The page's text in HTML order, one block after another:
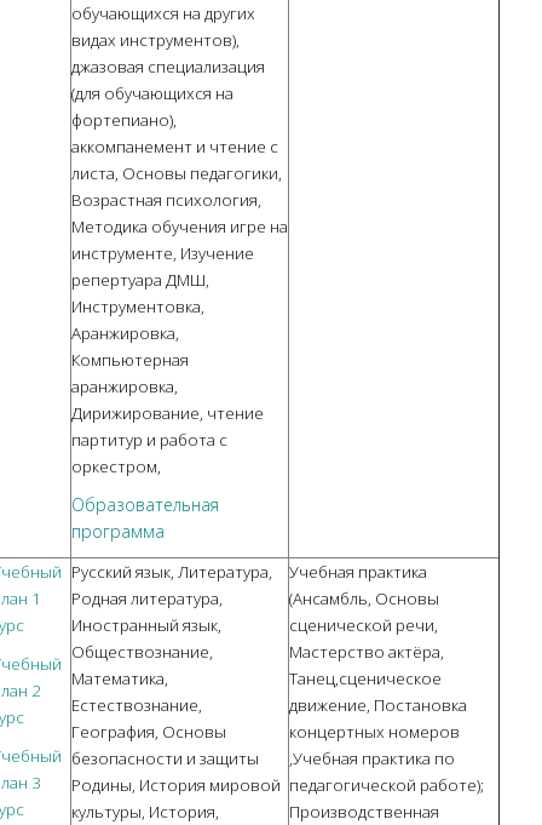
обучающихся на других
видах инструментов),
джазовая специализация
(для обучающихся на
фортепиано),
аккомпанемент и чтение с
листа, Основы педагогики,
Возрастная психология,
Методика обучения игре на
инструменте, Изучение
репертуара ДМШ,
Инструментовка,
Аранжировка,
Компьютерная
аранжировка,
Дирижирование, чтение
партитур и работа с
оркестром,
Образовательная
программа
1
2
3
Русский язык, Литература,
Родная литература,
Иностранный язык,
Обществознание,
Математика,
Естествознание,
География, Основы
безопасности и защиты
Родины, История мировой
культуры, История,
Учебная практика
(Ансамбль, Основы
сценической речи,
Мастерство актёра,
Танец,сценическое
движение, Постановка
концертных номеров
,Учебная практика по
педагогической работе);
Производственная